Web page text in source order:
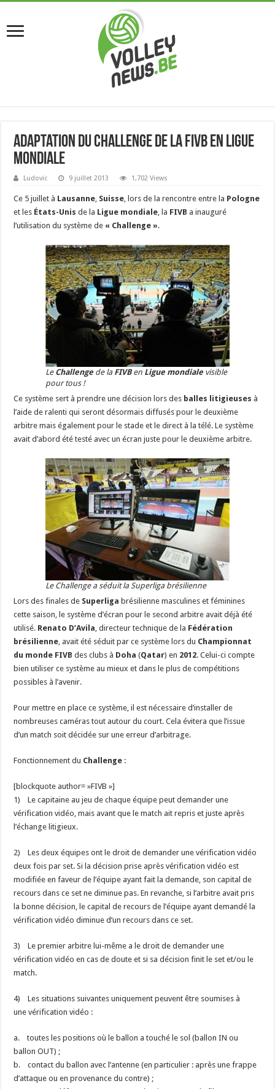
Adaptation du Challenge de la FIVB en Ligue
mondiale
Ludovic 9 juillet 2013 1,702 Views
Ce 5 juillet à Lausanne, Suisse, lors de la rencontre entre la Pologne
et les États-Unis de la Ligue mondiale, la FIVB a inauguré
l’utilisation du système de « Challenge ».
Le Challengede la FIVBen Ligue mondialevisible
pour tous !
Ce système sert à prendre une décision lors des balles litigieuses à
l’aide de ralenti qui seront désormais diffusés pour le deuxième
arbitre mais également pour le stade et le direct à la télé. Le système
avait d’abord été testé avec un écran juste pour le deuxième arbitre.
Le Challenge a séduit la Superliga brésilienne
Lors des finales de Superliga brésilienne masculines et féminines
cette saison, le système d’écran pour le second arbitre avait déjà été
utilisé. Renato D’Avila, directeur technique de la Fédération
brésilienne, avait été séduit par ce système lors du Championnat
du monde FIVB des clubs à Doha (Qatar) en 2012. Celui-ci compte
bien utiliser ce système au mieux et dans le plus de compétitions
possibles à l’avenir.
Pour mettre en place ce système, il est nécessaire d’installer de
nombreuses caméras tout autour du court. Cela évitera que l’issue
d’un match soit décidée sur une erreur d’arbitrage.
Fonctionnement du Challenge :
[blockquote author= »FIVB »]
1) Le capitaine au jeu de chaque équipe peut demander une
vérification vidéo, mais avant que le match ait repris et juste après
l’échange litigieux.
2) Les deux équipes ont le droit de demander une vérification vidéo
deux fois par set. Si la décision prise après vérification vidéo est
modifiée en faveur de l’équipe ayant fait la demande, son capital de
recours dans ce set ne diminue pas. En revanche, si l’arbitre avait pris
la bonne décision, le capital de recours de l’équipe ayant demandé la
vérification vidéo diminue d’un recours dans ce set.
3) Le premier arbitre lui-même a le droit de demander une
vérification vidéo en cas de doute et si sa décision finit le set et/ou le
match.
4) Les situations suivantes uniquement peuvent être soumises à
une vérification vidéo :
a. toutes les positions où le ballon a touché le sol (ballon IN ou
ballon OUT) ;
b. contact du ballon avec l’antenne (en particulier : après une frappe
d’attaque ou en provenance du contre) ;